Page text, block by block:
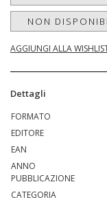
NON
AGGIUNGI ALLA
Dettagli
FORMATO
EDITORE
EAN
ANNO
PUBBLICAZIONE
CATEGORIA